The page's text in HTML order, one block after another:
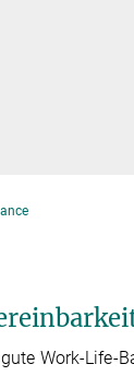
Work-Life-